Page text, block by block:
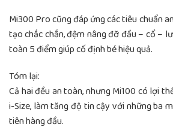
Mi300 Pro cũng đáp ứng các tiêu chuẩn
tạo chắc chắn, đệm nâng đỡ đầu – cổ –
toàn 5 điểm giúp cố định bé hiệu quả.
Tóm lại:
Cả hai đều an toàn, nhưng Mi100 có lợi
i-Size, làm tăng độ tin cậy với những ba
tiên hàng đầu.